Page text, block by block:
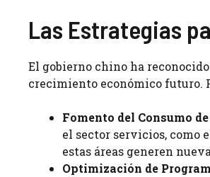
Las Estrategias
El gobierno chino ha
crecimiento económico futuro.
Fomento del Consumo
el sector servicios, como
estas áreas generen
Optimización de